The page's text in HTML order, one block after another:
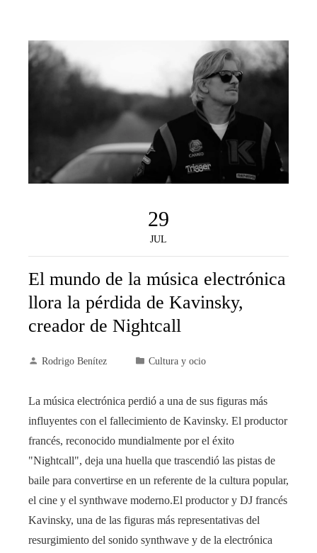
29
JUL
El mundo de la música electrónica
llora la pérdida de Kavinsky,
creador de Nightcall
Rodrigo Benítez Cultura y ocio
La música electrónica perdió a una de sus figuras más
influyentes con el fallecimiento de Kavinsky. El productor
francés, reconocido mundialmente por el éxito
"Nightcall", deja una huella que trascendió las pistas de
baile para convertirse en un referente de la cultura popular,
el cine y el synthwave moderno.El productor y DJ francés
Kavinsky, una de las figuras más representativas del
resurgimiento del sonido synthwave y de la electrónica